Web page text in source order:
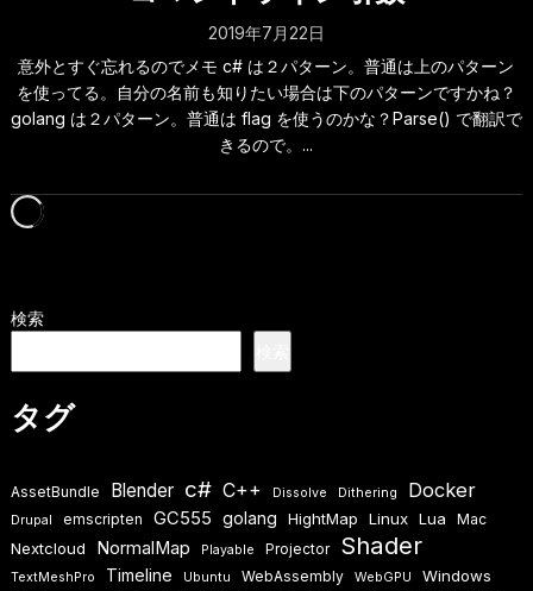
2019年7月22日
意外とすぐ忘れるのでメモ c# は２パターン。普通は上のパターン
を使ってる。自分の名前も知りたい場合は下のパターンですかね？
golang は２パターン。普通は flag を使うのかな？Parse() で翻訳で
きるので。...
検索
タグ
AssetBundle Blender c# C++ Dissolve Dithering Docker
Drupal emscripten GC555 golang HightMap Linux Lua Mac
Nextcloud NormalMap Playable Projector Shader
TextMeshPro Timeline Ubuntu WebAssembly WebGPU Windows